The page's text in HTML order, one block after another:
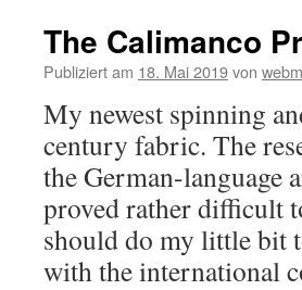
The Calimanco
Publiziert am 18. Mai 2019von
My newest spinning
century fabric. The
the German-language
proved rather difficult
should do my little bit
with the international